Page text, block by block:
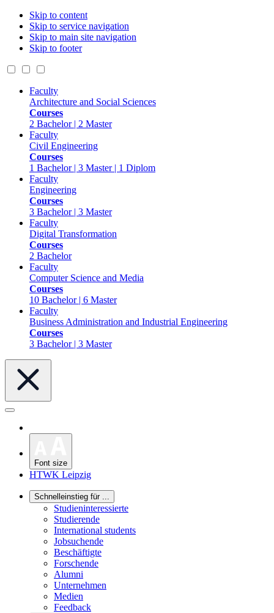
Skip to content
Skip to service navigation
Skip to main site navigation
Skip to footer
Faculty
Architecture and Social Sciences
Courses
2 Bachelor | 2 Master
Faculty
Civil Engineering
Courses
1 Bachelor | 3 Master | 1 Diplom
Faculty
Engineering
Courses
3 Bachelor | 3 Master
Faculty
Digital Transformation
Courses
2 Bachelor
Faculty
Computer Science and Media
Courses
10 Bachelor | 6 Master
Faculty
Business Administration and Industrial Engineering
Courses
3 Bachelor | 3 Master
Font size
HTWK Leipzig
Schnelleinstieg für ...
Studieninteressierte
Studierende
International students
Jobsuchende
Beschäftigte
Forschende
Alumni
Unternehmen
Medien
Feedback